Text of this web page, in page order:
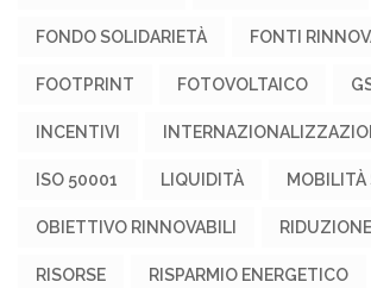
FONDO SOLIDARIETÀ FONTI
FOOTPRINT FOTOVOLTAICO
INCENTIVI
ISO 50001 LIQUIDITÀ MOBILITÀ
OBIETTIVO RINNOVABILI
RISORSE RISPARMIO ENERGETICO